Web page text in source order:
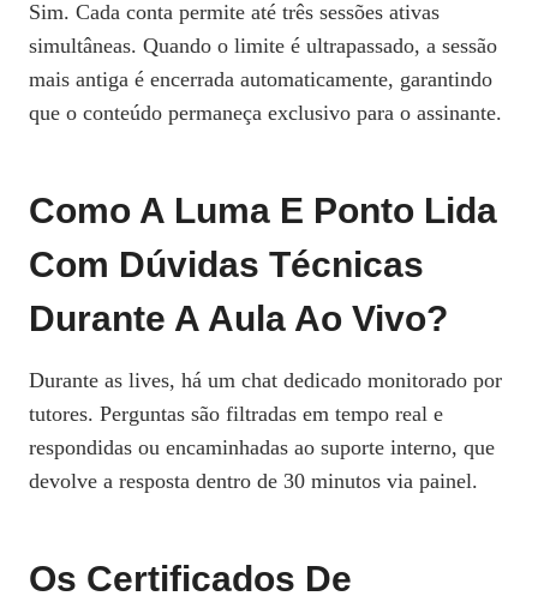
Sim. Cada conta permite até três sessões ativas
simultâneas. Quando o limite é ultrapassado, a sessão
mais antiga é encerrada automaticamente, garantindo
que o conteúdo permaneça exclusivo para o assinante.
Como A Luma E Ponto Lida
Com Dúvidas Técnicas
Durante A Aula Ao Vivo?
Durante as lives, há um chat dedicado monitorado por
tutores. Perguntas são filtradas em tempo real e
respondidas ou encaminhadas ao suporte interno, que
devolve a resposta dentro de 30 minutos via painel.
Os Certificados De